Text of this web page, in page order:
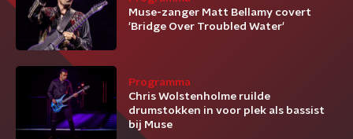
Muse-zanger Matt Bellamy covert
'Bridge Over Troubled Water'
Programma
Chris Wolstenholme ruilde
drumstokken in voor plek als bassist
bij Muse